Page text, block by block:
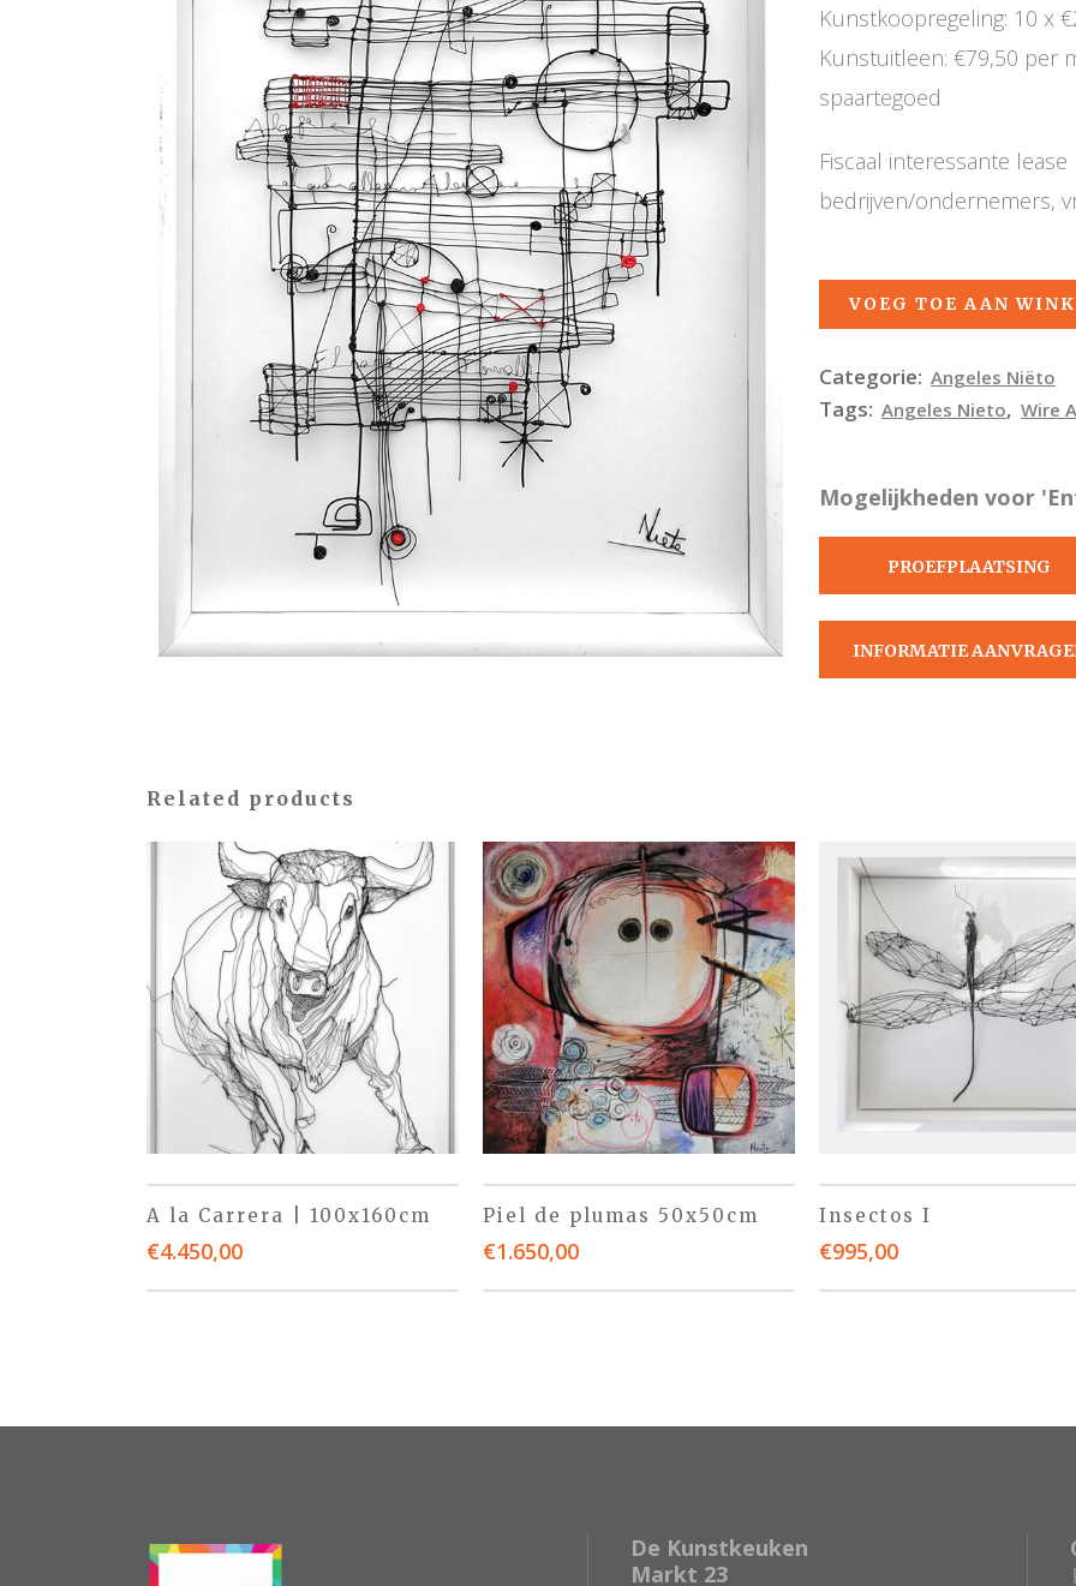
Kunstkoopregeling: 10 x
Kunstuitleen: €79,50 per
spaartegoed
Fiscaal interessante
bedrijven/ondernemers,
VOEG TOE AAN
Categorie: Angeles Niëto
Tags: Angeles Nieto, Wire
Mogelijkheden voor
PROEFPLAATSING
INFORMATIE
Related products
A la Carrera | 100x160cm
€4.450,00
Piel de plumas 50x50cm
€1.650,00
Insectos I
€995,00
De Kunstkeuken
Markt 23